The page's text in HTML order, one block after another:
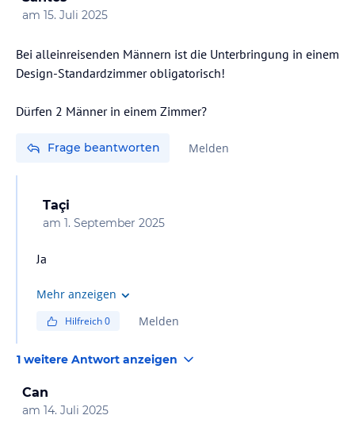
am 15. Juli 2025
Bei alleinreisenden Männern ist die Unterbringung in einem
Design-Standardzimmer obligatorisch!
Dürfen 2 Männer in einem Zimmer?
Frage beantworten Melden
Taçi
am 1. September 2025
Ja
Mehr anzeigen
Hilfreich0 Melden
1 weitere Antwort anzeigen
Can
am 14. Juli 2025